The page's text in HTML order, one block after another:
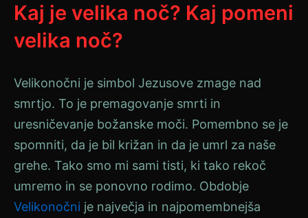
Kaj je velika noč? Kaj pomeni
velika noč?
Velikonočni je simbol Jezusove zmage nad
smrtjo. To je premagovanje smrti in
uresničevanje božanske moči. Pomembno se je
spomniti, da je bil križan in da je umrl za naše
grehe. Tako smo mi sami tisti, ki tako rekoč
umremo in se ponovno rodimo. Obdobje
Velikonočni je največja in najpomembnejša